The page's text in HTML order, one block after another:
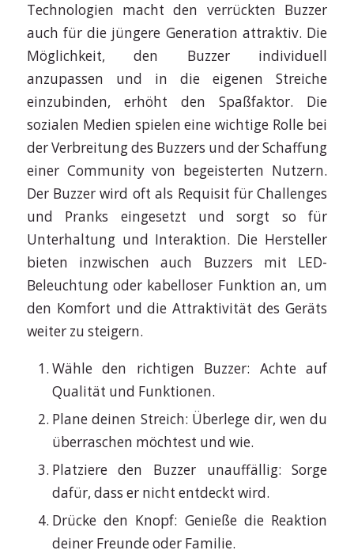
Technologien macht den verrückten Buzzer
auch für die jüngere Generation attraktiv. Die
Möglichkeit, den Buzzer individuell
anzupassen und in die eigenen Streiche
einzubinden, erhöht den Spaßfaktor. Die
sozialen Medien spielen eine wichtige Rolle bei
der Verbreitung des Buzzers und der Schaffung
einer Community von begeisterten Nutzern.
Der Buzzer wird oft als Requisit für Challenges
und Pranks eingesetzt und sorgt so für
Unterhaltung und Interaktion. Die Hersteller
bieten inzwischen auch Buzzers mit LED-
Beleuchtung oder kabelloser Funktion an, um
den Komfort und die Attraktivität des Geräts
weiter zu steigern.
Wähle den richtigen Buzzer: Achte auf
Qualität und Funktionen.
Plane deinen Streich: Überlege dir, wen du
überraschen möchtest und wie.
Platziere den Buzzer unauffällig: Sorge
dafür, dass er nicht entdeckt wird.
Drücke den Knopf: Genieße die Reaktion
deiner Freunde oder Familie.